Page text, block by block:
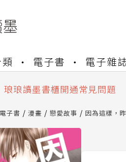
電子書 電子雜
琅琅讀墨數位閱讀資產合併
琅琅讀墨 3 分鐘完成書櫃開
琅讀墨數位閱讀資產合併與
電子書 漫畫 戀愛故事 因為這樣，